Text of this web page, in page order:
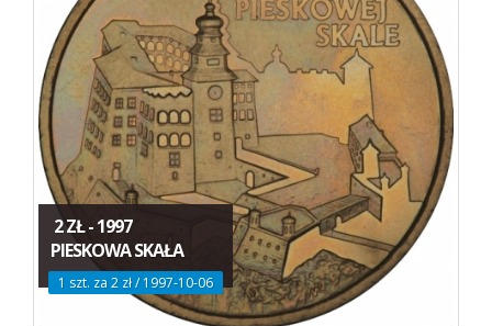
2 ZŁ - 1997
PIESKOWA SKAŁA
1 szt. za 2 zł / 1997-10-06